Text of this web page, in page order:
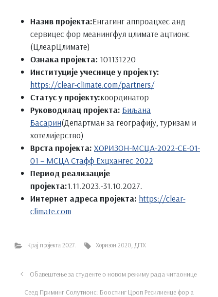
Назив пројекта:Енгагинг аппроацхес анд
сервицес фор меанингфул цлимате ацтионс
(ЦлеарЦлимате)
Ознака пројекта: 101131220
Институције учеснице у пројекту:
https://clear-climate.com/partners/
Статус у пројекту:координатор
Руководилац пројекта: Биљана
Басарин(Департман за географију, туризам и
хотелијерство)
Врста пројекта: ХОРИЗОН-МСЦА-2022-СЕ-01-
01 – МСЦА Стафф Еxцхангес 2022
Период реализације
пројекта:1.11.2023.-31.10.2027.
Интернет адреса пројекта: https://clear-
climate.com
Крај пројекта 2027. Хоризон 2020 ДГТХ
Обавештење за студенте о новом режиму рада читаонице
Сеед Приминг Солутионс: Боостинг Цроп Ресилиенце фор а